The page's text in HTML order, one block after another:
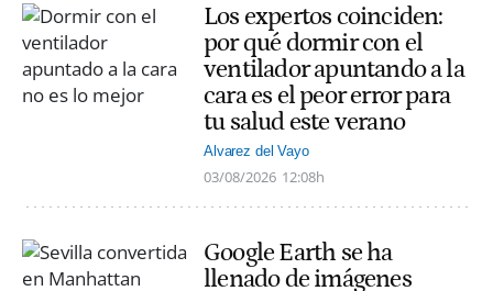
Los expertos coinciden:
por qué dormir con el
ventilador apuntando a la
cara es el peor error para
tu salud este verano
Alvarez del Vayo
03/08/2026 12:08h
Google Earth se ha
llenado de imágenes